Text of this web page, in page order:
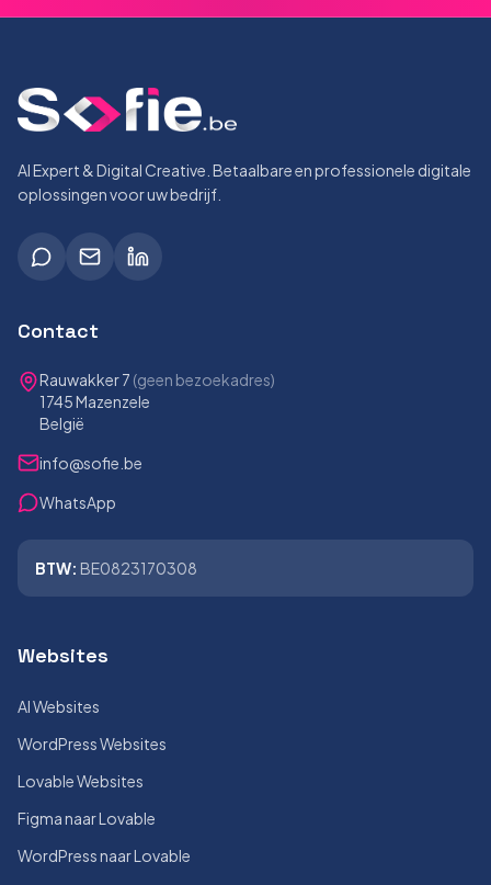
AI Expert & Digital Creative. Betaalbare en professionele digitale
oplossingen voor uw bedrijf.
Contact
Rauwakker 7 (geen bezoekadres)
1745 Mazenzele
België
info@sofie.be
WhatsApp
BTW: BE0823170308
Websites
AI Websites
WordPress Websites
Lovable Websites
Figma naar Lovable
WordPress naar Lovable